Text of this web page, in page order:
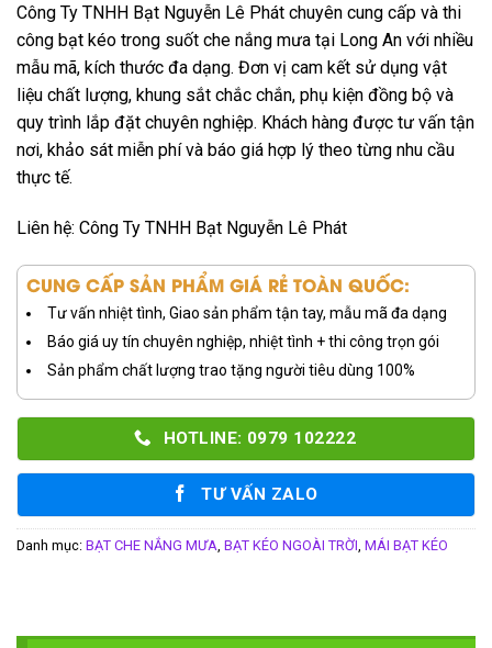
Công Ty TNHH Bạt Nguyễn Lê Phát chuyên cung cấp và thi
công bạt kéo trong suốt che nắng mưa tại Long An với nhiều
mẫu mã, kích thước đa dạng. Đơn vị cam kết sử dụng vật
liệu chất lượng, khung sắt chắc chắn, phụ kiện đồng bộ và
quy trình lắp đặt chuyên nghiệp. Khách hàng được tư vấn tận
nơi, khảo sát miễn phí và báo giá hợp lý theo từng nhu cầu
thực tế.
Liên hệ: Công Ty TNHH Bạt Nguyễn Lê Phát
CUNG CẤP SẢN PHẨM GIÁ RẺ TOÀN QUỐC:
Tư vấn nhiệt tình, Giao sản phẩm tận tay, mẫu mã đa dạng
Báo giá uy tín chuyên nghiệp, nhiệt tình + thi công trọn gói
Sản phẩm chất lượng trao tặng người tiêu dùng 100%
HOTLINE: 0979 102222
TƯ VẤN ZALO
Danh mục: BẠT CHE NẮNG MƯA BẠT KÉO NGOÀI TRỜI MÁI BẠT KÉO